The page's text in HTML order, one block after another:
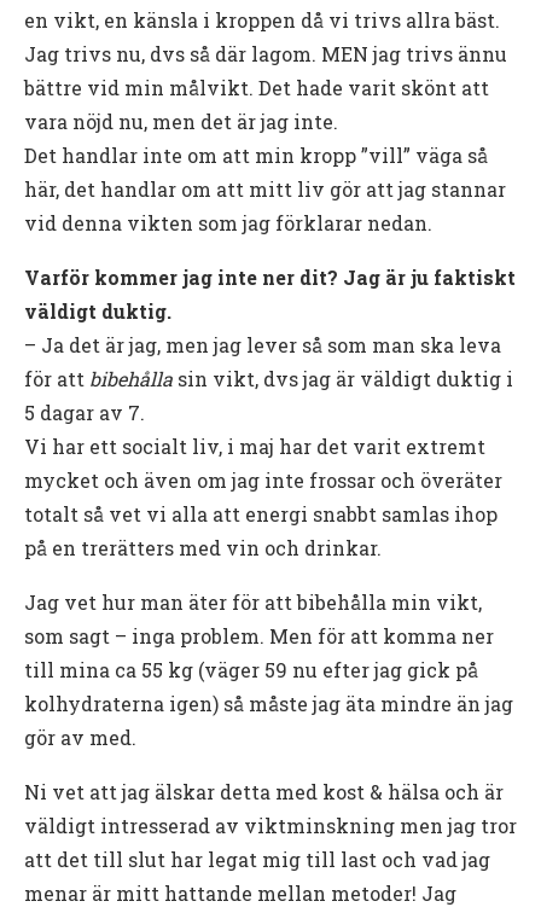
en vikt, en känsla i kroppen då vi trivs allra bäst.
Jag trivs nu, dvs så där lagom. MEN jag trivs ännu
bättre vid min målvikt. Det hade varit skönt att
vara nöjd nu, men det är jag inte.
Det handlar inte om att min kropp ”vill” väga så
här, det handlar om att mitt liv gör att jag stannar
vid denna vikten som jag förklarar nedan.
Varför kommer jag inte ner dit? Jag är ju faktiskt
väldigt duktig.
– Ja det är jag, men jag lever så som man ska leva
för att bibehålla sin vikt, dvs jag är väldigt duktig i
5 dagar av 7.
Vi har ett socialt liv, i maj har det varit extremt
mycket och även om jag inte frossar och överäter
totalt så vet vi alla att energi snabbt samlas ihop
på en trerätters med vin och drinkar.
Jag vet hur man äter för att bibehålla min vikt,
som sagt – inga problem. Men för att komma ner
till mina ca 55 kg (väger 59 nu efter jag gick på
kolhydraterna igen) så måste jag äta mindre än jag
gör av med.
Ni vet att jag älskar detta med kost & hälsa och är
väldigt intresserad av viktminskning men jag tror
att det till slut har legat mig till last och vad jag
menar är mitt hattande mellan metoder! Jag